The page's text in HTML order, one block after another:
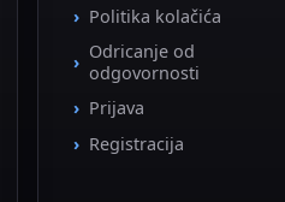
Politika kolačića
Odricanje od
odgovornosti
Prijava
Registracija